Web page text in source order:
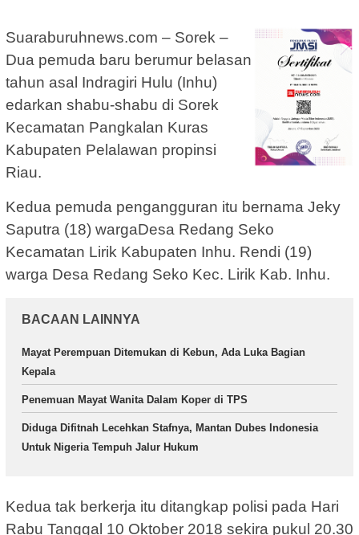
Suaraburuhnews.com – Sorek –
Dua pemuda baru berumur belasan
tahun asal Indragiri Hulu (Inhu)
edarkan shabu-shabu di Sorek
Kecamatan Pangkalan Kuras
Kabupaten Pelalawan propinsi
Riau.
Kedua pemuda pengangguran itu bernama Jeky
Saputra (18) wargaDesa Redang Seko
Kecamatan Lirik Kabupaten Inhu. Rendi (19)
warga Desa Redang Seko Kec. Lirik Kab. Inhu.
BACAAN LAINNYA
Mayat Perempuan Ditemukan di Kebun, Ada Luka Bagian
Kepala
Penemuan Mayat Wanita Dalam Koper di TPS
Diduga Difitnah Lecehkan Stafnya, Mantan Dubes Indonesia
Untuk Nigeria Tempuh Jalur Hukum
Kedua tak berkerja itu ditangkap polisi pada Hari
Rabu Tanggal 10 Oktober 2018 sekira pukul 20.30